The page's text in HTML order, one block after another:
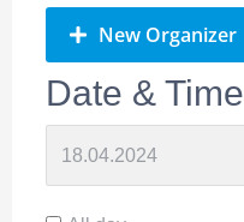
New Organizer
Date & Time